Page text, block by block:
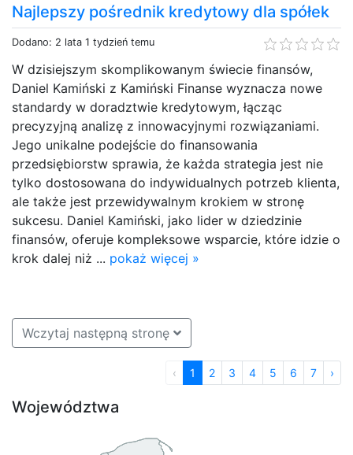
Najlepszy pośrednik kredytowy dla spółek
Dodano: 2 lata 1 tydzień temu
W dzisiejszym skomplikowanym świecie finansów,
Daniel Kamiński z Kamiński Finanse wyznacza nowe
standardy w doradztwie kredytowym, łącząc
precyzyjną analizę z innowacyjnymi rozwiązaniami.
Jego unikalne podejście do finansowania
przedsiębiorstw sprawia, że każda strategia jest nie
tylko dostosowana do indywidualnych potrzeb klienta,
ale także jest przewidywalnym krokiem w stronę
sukcesu. Daniel Kamiński, jako lider w dziedzinie
finansów, oferuje kompleksowe wsparcie, które idzie o
krok dalej niż ... pokaż więcej »
Wczytaj następną stronę
‹ 1 2 3 4 5 6 7 ›
Województwa